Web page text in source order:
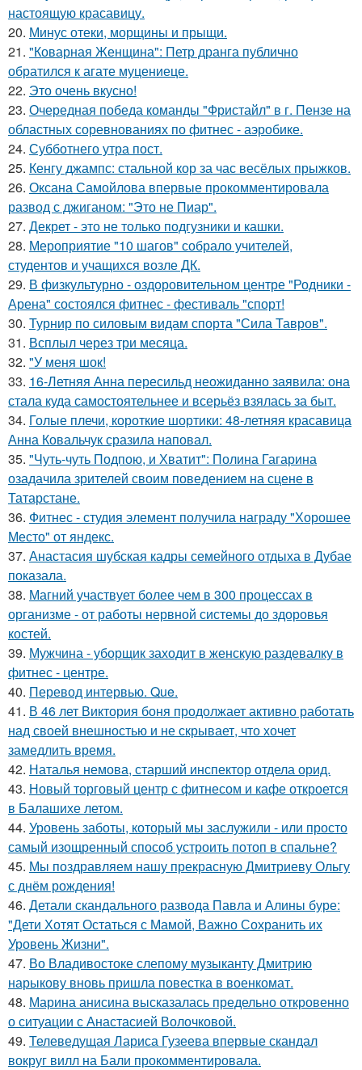
настоящую красавицу.
20. Минус отеки, морщины и прыщи.
21. "Коварная Женщина": Петр дранга публично
обратился к агате муцениеце.
22. Это очень вкусно!
23. Очередная победа команды "Фристайл" в г. Пензе на
областных соревнованиях по фитнес - аэробике.
24. Субботнего утра пост.
25. Кенгу джампс: стальной кор за час весёлых прыжков.
26. Оксана Самойлова впервые прокомментировала
развод с джиганом: "Это не Пиар".
27. Декрет - это не только подгузники и кашки.
28. Мероприятие "10 шагов" собрало учителей,
студентов и учащихся возле ДК.
29. В физкультурно - оздоровительном центре "Родники -
Арена" состоялся фитнес - фестиваль "спорт!
30. Турнир по силовым видам спорта "Сила Тавров".
31. Всплыл через три месяца.
32. "У меня шок!
33. 16-Летняя Анна пересильд неожиданно заявила: она
стала куда самостоятельнее и всерьёз взялась за быт.
34. Голые плечи, короткие шортики: 48-летняя красавица
Анна Ковальчук сразила наповал.
35. "Чуть-чуть Подпою, и Хватит": Полина Гагарина
озадачила зрителей своим поведением на сцене в
Татарстане.
36. Фитнес - студия элемент получила награду "Хорошее
Место" от яндекс.
37. Анастасия шубская кадры семейного отдыха в Дубае
показала.
38. Магний участвует более чем в 300 процессах в
организме - от работы нервной системы до здоровья
костей.
39. Мужчина - уборщик заходит в женскую раздевалку в
фитнес - центре.
40. Перевод интервью. Que.
41. В 46 лет Виктория боня продолжает активно работать
над своей внешностью и не скрывает, что хочет
замедлить время.
42. Наталья немова, старший инспектор отдела орид.
43. Новый торговый центр с фитнесом и кафе откроется
в Балашихе летом.
44. Уровень заботы, который мы заслужили - или просто
самый изощренный способ устроить потоп в спальне?
45. Мы поздравляем нашу прекрасную Дмитриеву Ольгу
с днём рождения!
46. Детали скандального развода Павла и Алины буре:
"Дети Хотят Остаться с Мамой, Важно Сохранить их
Уровень Жизни".
47. Во Владивостоке слепому музыканту Дмитрию
нарыкову вновь пришла повестка в военкомат.
48. Марина анисина высказалась предельно откровенно
о ситуации с Анастасией Волочковой.
49. Телеведущая Лариса Гузеева впервые скандал
вокруг вилл на Бали прокомментировала.